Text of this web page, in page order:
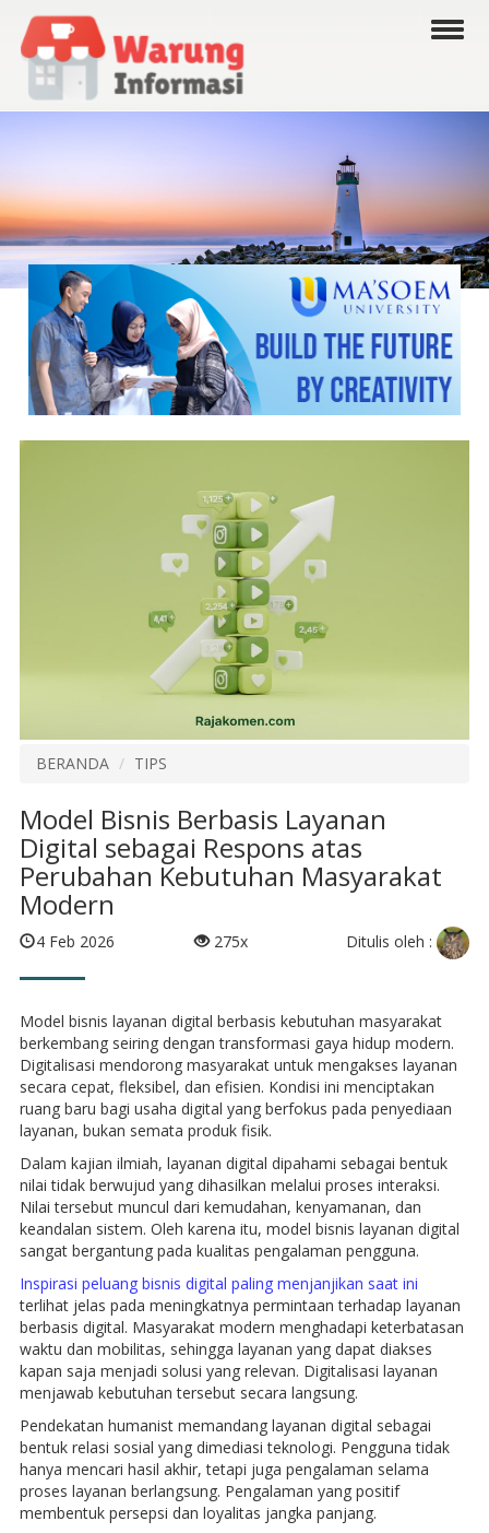
BERANDA TIPS
Model Bisnis Berbasis Layanan
Digital sebagai Respons atas
Perubahan Kebutuhan Masyarakat
Modern
4 Feb 2026 275x Ditulis oleh :
Model bisnis layanan digital berbasis kebutuhan masyarakat
berkembang seiring dengan transformasi gaya hidup modern.
Digitalisasi mendorong masyarakat untuk mengakses layanan
secara cepat, fleksibel, dan efisien. Kondisi ini menciptakan
ruang baru bagi usaha digital yang berfokus pada penyediaan
layanan, bukan semata produk fisik.
Dalam kajian ilmiah, layanan digital dipahami sebagai bentuk
nilai tidak berwujud yang dihasilkan melalui proses interaksi.
Nilai tersebut muncul dari kemudahan, kenyamanan, dan
keandalan sistem. Oleh karena itu, model bisnis layanan digital
sangat bergantung pada kualitas pengalaman pengguna.
Inspirasi peluang bisnis digital paling menjanjikan saat ini
terlihat jelas pada meningkatnya permintaan terhadap layanan
berbasis digital. Masyarakat modern menghadapi keterbatasan
waktu dan mobilitas, sehingga layanan yang dapat diakses
kapan saja menjadi solusi yang relevan. Digitalisasi layanan
menjawab kebutuhan tersebut secara langsung.
Pendekatan humanist memandang layanan digital sebagai
bentuk relasi sosial yang dimediasi teknologi. Pengguna tidak
hanya mencari hasil akhir, tetapi juga pengalaman selama
proses layanan berlangsung. Pengalaman yang positif
membentuk persepsi dan loyalitas jangka panjang.